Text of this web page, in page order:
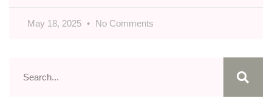
May 18, 2025 No Comments